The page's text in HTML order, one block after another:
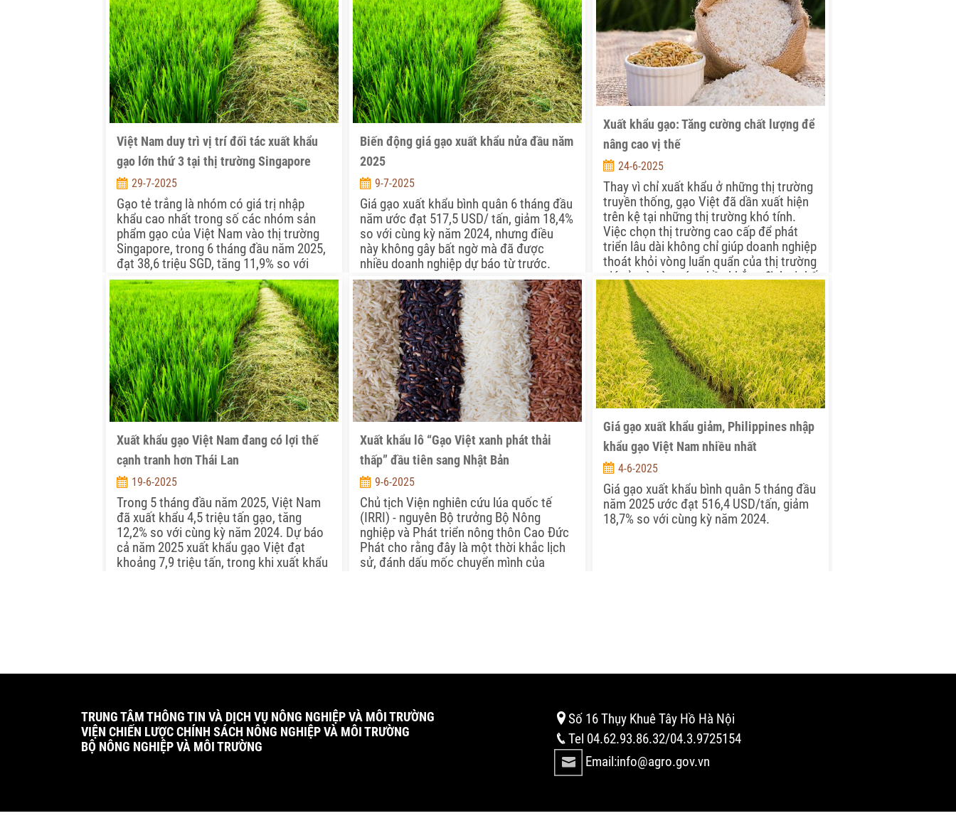
Việt Nam duy trì vị trí đối tác xuất khẩu
gạo lớn thứ 3 tại thị trường Singapore
29-7-2025
Gạo tẻ trắng là nhóm có giá trị nhập
khẩu cao nhất trong số các nhóm sản
phẩm gạo của Việt Nam vào thị trường
Singapore, trong 6 tháng đầu năm 2025,
đạt 38,6 triệu SGD, tăng 11,9% so với
cùng kỳ năm 2024, chiếm 29,6% thị
phần...
Biến động giá gạo xuất khẩu nửa đầu năm
2025
9-7-2025
Giá gạo xuất khẩu bình quân 6 tháng đầu
năm ước đạt 517,5 USD/ tấn, giảm 18,4%
so với cùng kỳ năm 2024, nhưng điều
này không gây bất ngờ mà đã được
nhiều doanh nghiệp dự báo từ trước.
Xuất khẩu gạo: Tăng cường chất lượng để
nâng cao vị thế
24-6-2025
Thay vì chỉ xuất khẩu ở những thị trường
truyền thống, gạo Việt đã dần xuất hiện
trên kệ tại những thị trường khó tính.
Việc chọn thị trường cao cấp để phát
triển lâu dài không chỉ giúp doanh nghiệp
thoát khỏi vòng luẩn quẩn của thị trường
giá rẻ mà còn góp phần khẳng định vị thế
của gạo Việt trên thị trường quốc tế.
Xuất khẩu gạo Việt Nam đang có lợi thế
cạnh tranh hơn Thái Lan
19-6-2025
Trong 5 tháng đầu năm 2025, Việt Nam
đã xuất khẩu 4,5 triệu tấn gạo, tăng
12,2% so với cùng kỳ năm 2024. Dự báo
cả năm 2025 xuất khẩu gạo Việt đạt
khoảng 7,9 triệu tấn, trong khi xuất khẩu
Xuất khẩu lô “Gạo Việt xanh phát thải
thấp” đầu tiên sang Nhật Bản
9-6-2025
Chủ tịch Viện nghiên cứu lúa quốc tế
(IRRI) - nguyên Bộ trưởng Bộ Nông
nghiệp và Phát triển nông thôn Cao Đức
Phát cho rằng đây là một thời khắc lịch
sử, đánh dấu mốc chuyển mình của
Giá gạo xuất khẩu giảm, Philippines nhập
khẩu gạo Việt Nam nhiều nhất
4-6-2025
Giá gạo xuất khẩu bình quân 5 tháng đầu
năm 2025 ước đạt 516,4 USD/tấn, giảm
18,7% so với cùng kỳ năm 2024.
TRUNG TÂM THÔNG TIN VÀ DỊCH VỤ NÔNG NGHIỆP VÀ MÔI TRƯỜNG
VIỆN CHIẾN LƯỢC CHÍNH SÁCH NÔNG NGHIỆP VÀ MÔI TRƯỜNG
BỘ NÔNG NGHIỆP VÀ MÔI TRƯỜNG
Số 16 Thụy Khuê Tây Hồ Hà Nội
Tel 04.62.93.86.32/04.3.9725154
Email:info@agro.gov.vn